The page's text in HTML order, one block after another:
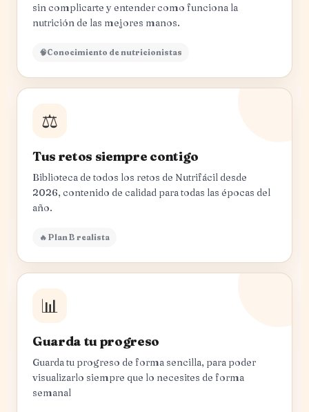
sin complicarte y entender como funciona la
nutrición de las mejores manos.
🧠Conocimiento de nutricionistas
⚖️
Tus retos siempre contigo
Biblioteca de todos los retos de Nutrifácil desde
2026, contenido de calidad para todas las épocas del
año.
🔥 Plan B realista
📊
Guarda tu progreso
Guarda tu progreso de forma sencilla, para poder
visualizarlo siempre que lo necesites de forma
semanal